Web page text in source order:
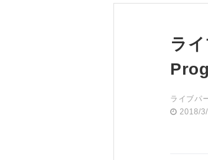
ラ
ライブパ
2018/